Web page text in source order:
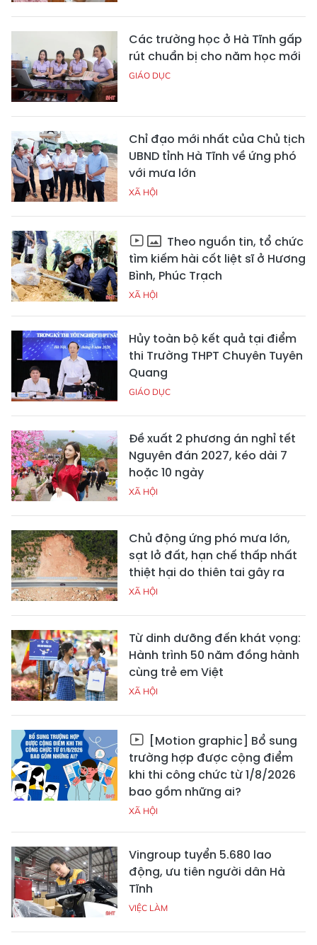
Các trường học ở Hà Tĩnh gấp
rút chuẩn bị cho năm học mới
GIÁO DỤC
Chỉ đạo mới nhất của Chủ tịch
UBND tỉnh Hà Tĩnh về ứng phó
với mưa lớn
XÃ HỘI
Theo nguồn tin, tổ chức
tìm kiếm hài cốt liệt sĩ ở Hương
Bình, Phúc Trạch
XÃ HỘI
Hủy toàn bộ kết quả tại điểm
thi Trường THPT Chuyên Tuyên
Quang
GIÁO DỤC
Đề xuất 2 phương án nghỉ tết
Nguyên đán 2027, kéo dài 7
hoặc 10 ngày
XÃ HỘI
Chủ động ứng phó mưa lớn,
sạt lở đất, hạn chế thấp nhất
thiệt hại do thiên tai gây ra
XÃ HỘI
Từ dinh dưỡng đến khát vọng:
Hành trình 50 năm đồng hành
cùng trẻ em Việt
XÃ HỘI
[Motion graphic] Bổ sung
trường hợp được cộng điểm
khi thi công chức từ 1/8/2026
bao gồm những ai?
XÃ HỘI
Vingroup tuyển 5.680 lao
động, ưu tiên người dân Hà
Tĩnh
VIỆC LÀM